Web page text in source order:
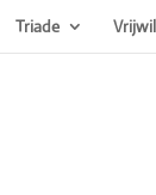
Triade